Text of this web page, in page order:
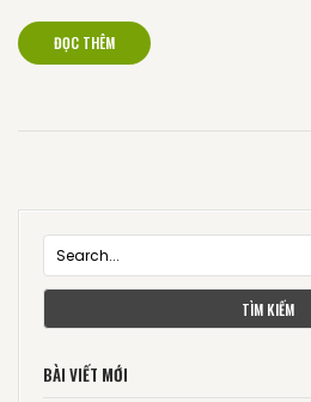
ĐỌC THÊM
TÌM KIẾM
BÀI VIẾT MỚI